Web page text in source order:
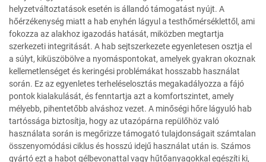
helyzetváltoztatások esetén is állandó támogatást nyújt. A
hőérzékenység miatt a hab enyhén lágyul a testhőmérséklettől, ami
fokozza az alakhoz igazodás hatását, miközben megtartja
szerkezeti integritását. A hab sejtszerkezete egyenletesen osztja el
a súlyt, kiküszöbölve a nyomáspontokat, amelyek gyakran okoznak
kellemetlenséget és keringési problémákat hosszabb használat
során. Ez az egyenletes terheléselosztás megakadályozza a fájó
pontok kialakulását, és fenntartja azt a komfortszintet, amely
mélyebb, pihentetőbb alváshoz vezet. A minőségi hőre lágyuló hab
tartóssága biztosítja, hogy az utazópárna repülőhöz való
használata során is megőrizze támogató tulajdonságait számtalan
összenyomódási ciklus és hosszú idejű használat után is. Számos
gyártó ezt a habot gélbevonattal vagy hűtőanyagokkal egészíti ki,